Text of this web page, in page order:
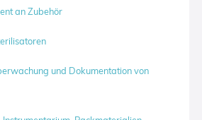
an Zubehör
und Dokumentation von